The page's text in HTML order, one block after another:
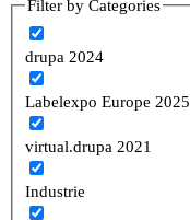
Filter by Categories
drupa 2024
Labelexpo Europe 2025
virtual.drupa 2021
Industrie